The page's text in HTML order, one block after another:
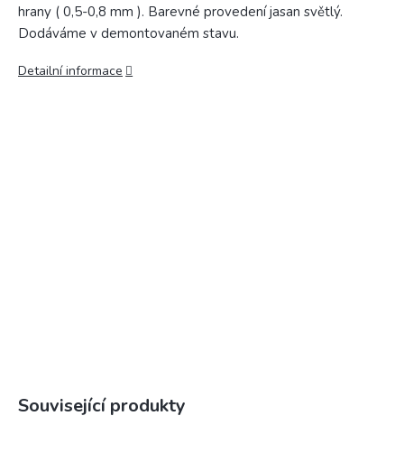
hrany ( 0,5-0,8 mm ). Barevné provedení jasan světlý.
Dodáváme v demontovaném stavu.
Detailní informace
Související produkty